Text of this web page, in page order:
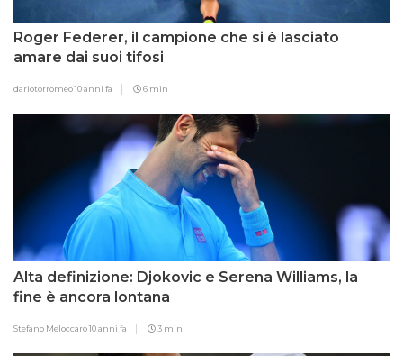
Roger Federer, il campione che si è lasciato
amare dai suoi tifosi
dariotorromeo10 anni fa 6 min
Alta definizione: Djokovic e Serena Williams, la
fine è ancora lontana
Stefano Meloccaro10 anni fa 3 min